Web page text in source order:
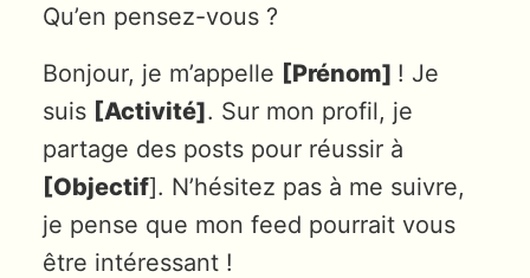
Qu’en pensez-vous ?
Bonjour, je m’appelle [Prénom] ! Je
suis [Activité]. Sur mon profil, je
partage des posts pour réussir à
[Objectif]. N’hésitez pas à me suivre,
je pense que mon feed pourrait vous
être intéressant !